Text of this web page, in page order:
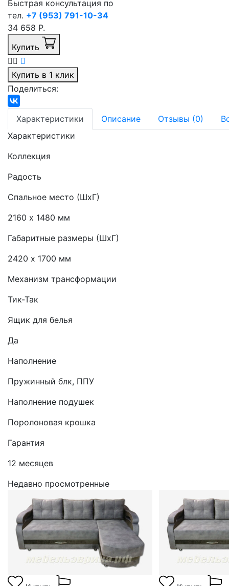
Быстрая консультация по
тел. +7 (953) 791-10-34
34 658 Р.
Купить
Купить в 1 клик
Поделиться:
Характеристики Описание Отзывы (0)
Характеристики
Коллекция
Радость
Спальное место (ШхГ)
2160 х 1480 мм
Габаритные размеры (ШхГ)
2420 х 1700 мм
Механизм трансформации
Тик-Так
Ящик для белья
Да
Наполнение
Пружинный блк, ППУ
Наполнение подушек
Поролоновая крошка
Гарантия
12 месяцев
Недавно просмотренные